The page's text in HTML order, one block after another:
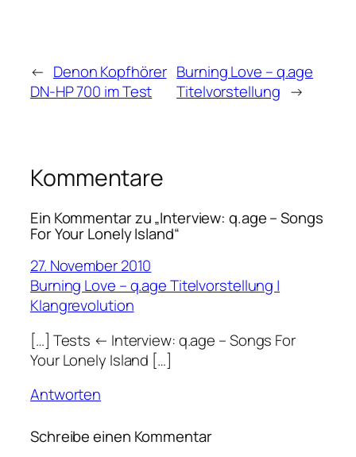
← Denon Kopfhörer
DN-HP 700 im Test
Burning Love – q.age
Titelvorstellung →
Kommentare
Ein Kommentar zu „Interview: q.age – Songs
For Your Lonely Island“
27. November 2010
Burning Love – q.age Titelvorstellung |
Klangrevolution
[…] Tests ← Interview: q.age – Songs For
Your Lonely Island […]
Antworten
Schreibe einen Kommentar